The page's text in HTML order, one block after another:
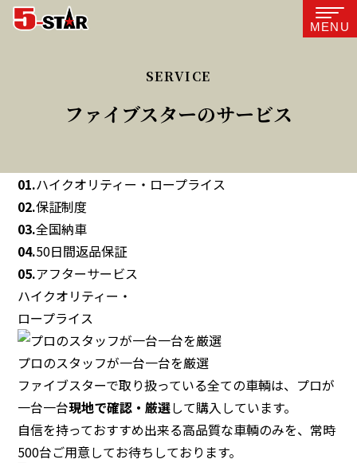
MENU
ファイブスターのサービス
01.ハイクオリティー・ロープライス
02.保証制度
03.全国納車
04.50日間返品保証
05.アフターサービス
ハイクオリティー・
ロープライス
プロのスタッフが一台一台を厳選
ファイブスターで取り扱っている全ての車輌は、プロが
一台一台現地で確認・厳選して購入しています。
自信を持っておすすめ出来る高品質な車輌のみを、常時
500台ご用意してお待ちしております。